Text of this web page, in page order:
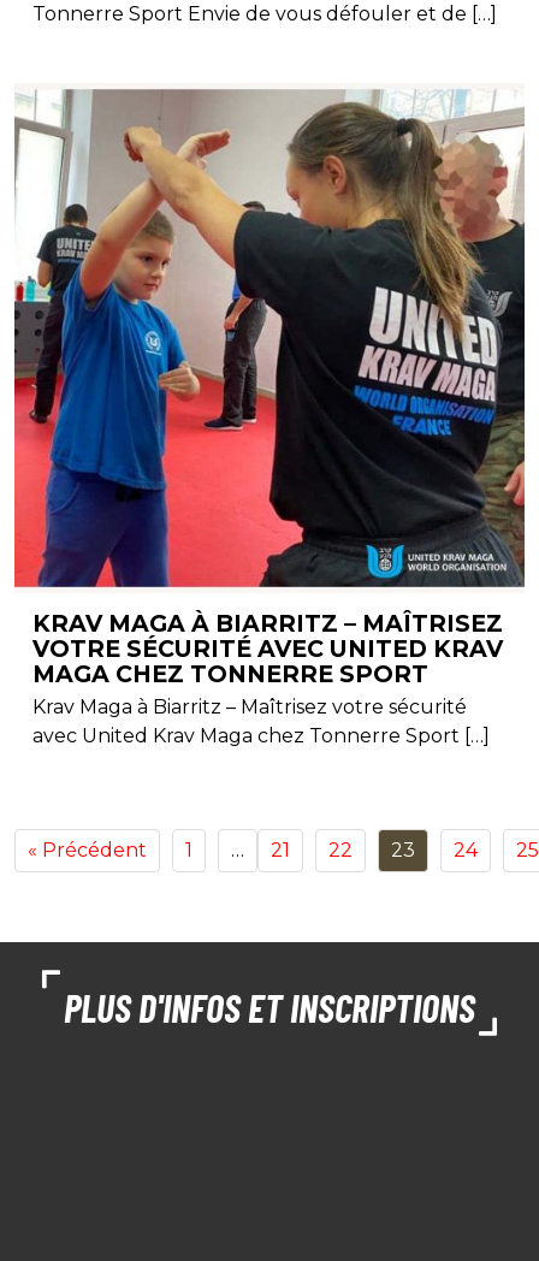
Tonnerre Sport Envie de vous défouler et de […]
KRAV MAGA À BIARRITZ – MAÎTRISEZ
VOTRE SÉCURITÉ AVEC UNITED KRAV
MAGA CHEZ TONNERRE SPORT
Krav Maga à Biarritz – Maîtrisez votre sécurité
avec United Krav Maga chez Tonnerre Sport […]
« Précédent 1 … 21 22 23 24 25
PLUS D'INFOS ET INSCRIPTIONS